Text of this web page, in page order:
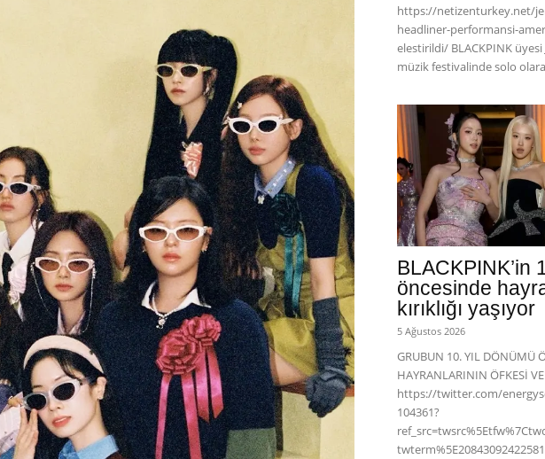
https://netizenturkey.net/
headliner-performansi-
elestirildi/ BLACKPINK
müzik festivalinde solo
BLACKPINK’in
öncesinde
kırıklığı yaşıyor
5 Ağustos 2026
GRUBUN 10. YIL DÖNÜMÜ
HAYRANLARININ ÖFKESİ
https://twitter.com/
104361?